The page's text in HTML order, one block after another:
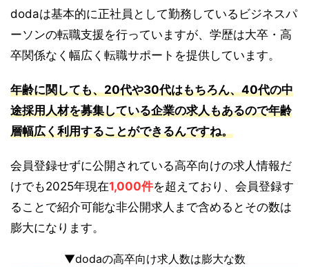
dodaは基本的に正社員として勤務しているビジネスパ
ーソンの転職支援を行っていますが、学歴は大卒・高
卒関係なく幅広く転職サポートを提供しています。
年齢に関しても、20代や30代はもちろん、40代の中
途採用人材を募集している企業の求人もあるので年齢
層幅広く利用することができるんですね。
会員登録せずに公開されている高卒向けの求人情報だ
けでも2025年現在1,000件を超えており、会員登録す
ることで紹介可能な非公開求人まで含めるとその数は
膨大になります。
▼dodaの高卒向け求人数は膨大な数